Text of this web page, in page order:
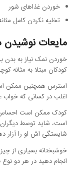
خوردن غذاهای شور
تخلیه نکردن کامل
مایعات نوشیدن
خوردن نمک نیاز به بدن
کودکان مبتلا به مثانه
استرس همچنین ممکن
اغلب در کسانی که
کودک ممکن است احساس
است، شاید توسط دیگران
شایستگی اش او را آزار
خوشبختانه بسیاری از
انجام دهید در هر دو